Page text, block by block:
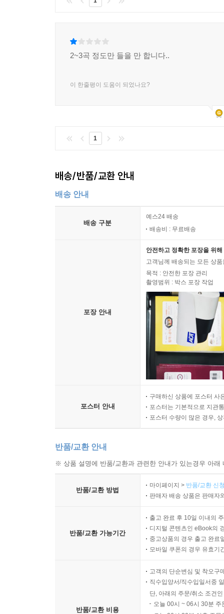
2~3곡 정도만 들을 만 합니다..
이 한줄평이 도움이 되었나요?
1
배송/반품/교환 안내
배송 안내
배송 구분
예스24 배송
배송비 : 무료배송
포장 안내
안전하고 정확한 포장을 위
고객님께 배송되는 모든 상
목적 : 안전한 포장 관리
촬영범위 : 박스 포장 작업
포스터 안내
구매하신 상품에 포스터 사
포스터는 기본적으로 지관
포스터 수량이 많은 경우,
반품/교환 안내
※ 상품 설명에 반품/교환과 관련한 안내가 있는경우 아
반품/교환 방법
마이페이지 > 반품/교환 신
판매자 배송 상품은 판매자
반품/교환 가능기간
출고 완료 후 10일 이내의
디지털 콘텐츠인 eBook의
중고상품의 경우 출고 완료
모바일 쿠폰의 경우 유효기
반품/교환 비용
고객의 단순변심 및 착오구
직수입양서/직수입일서중
단, 아래의 주문/취소 조건
오늘 00시 ~ 06시 30분